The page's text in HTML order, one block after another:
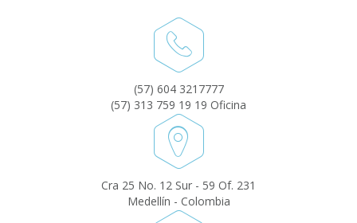
(57) 604 3217777
(57) 313 759 19 19 Oficina
Cra 25 No. 12 Sur - 59 Of. 231
Medellín - Colombia